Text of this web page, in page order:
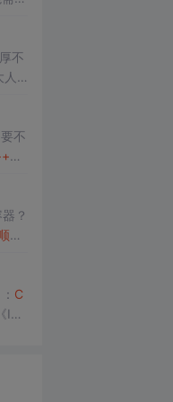
不
不
bui
？
序
C